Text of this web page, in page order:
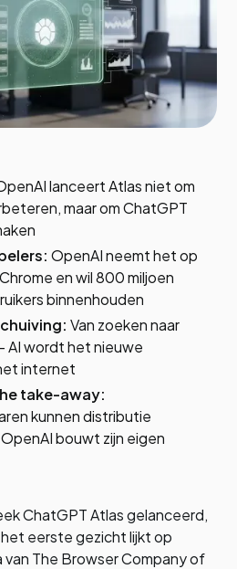
lanceert Atlas niet om
maar om ChatGPT
OpenAI neemt het op
en wil 800 miljoen
binnenhouden
Van zoeken naar
AI wordt het nieuwe
internet
take-away:
kunnen distributie
bouwt zijn eigen
ChatGPT Atlas gelanceerd,
eerste gezicht lijkt op
The Browser Company of